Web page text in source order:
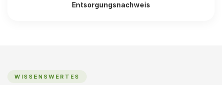
Entsorgungsnachweis
WISSENSWERTES